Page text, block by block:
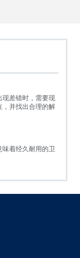
差错时，需要现
并找出合理的解
味着经久耐用的卫